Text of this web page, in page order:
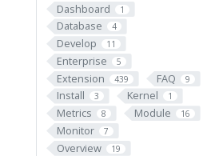
Dashboard 1
Database 4
Develop 11
Enterprise 5
Extension 439 FAQ 9
Install 3 Kernel 1
Metrics 8 Module 16
Monitor 7
Overview 19